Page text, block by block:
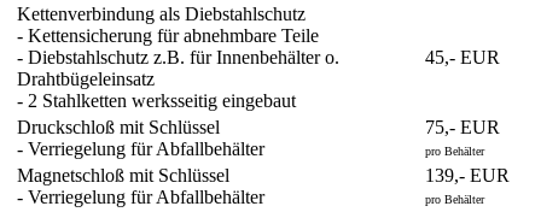
Kettenverbindung als Diebstahlschutz
- Kettensicherung für abnehmbare Teile
- Diebstahlschutz z.B. für Innenbehälter o.
Drahtbügeleinsatz
- 2 Stahlketten werksseitig eingebaut
45,- EUR
Druckschloß mit Schlüssel
- Verriegelung für Abfallbehälter
75,- EUR
pro Behälter
Magnetschloß mit Schlüssel
- Verriegelung für Abfallbehälter
139,- EUR
pro Behälter